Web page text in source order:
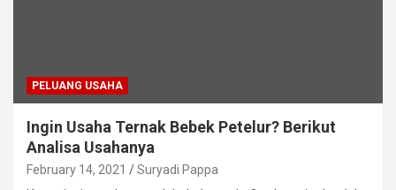
PELUANG USAHA
Ingin Usaha Ternak Bebek Petelur? Berikut
Analisa Usahanya
February 14, 2021 Suryadi Pappa